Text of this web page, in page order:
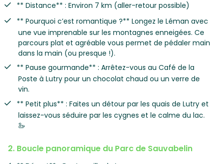
** Distance** : Environ 7 km (aller-retour possible)
** Pourquoi c’est romantique ?** Longez le Léman avec
une vue imprenable sur les montagnes enneigées. Ce
parcours plat et agréable vous permet de pédaler main
dans la main (ou presque !).
** Pause gourmande** : Arrêtez-vous au Café de la
Poste à Lutry pour un chocolat chaud ou un verre de
vin.
** Petit plus** : Faites un détour par les quais de Lutry et
laissez-vous séduire par les cygnes et le calme du lac.
🦢
2. Boucle panoramique du Parc de Sauvabelin